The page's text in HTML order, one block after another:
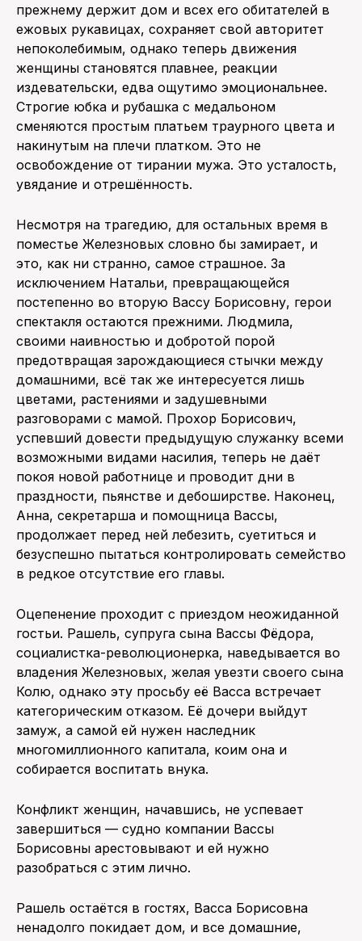
прежнему держит дом и всех его обитателей в
ежовых рукавицах, сохраняет свой авторитет
непоколебимым, однако теперь движения
женщины становятся плавнее, реакции
издевательски, едва ощутимо эмоциональнее.
Строгие юбка и рубашка с медальоном
сменяются простым платьем траурного цвета и
накинутым на плечи платком. Это не
освобождение от тирании мужа. Это усталость,
увядание и отрешённость.
Несмотря на трагедию, для остальных время в
поместье Железновых словно бы замирает, и
это, как ни странно, самое страшное. За
исключением Натальи, превращающейся
постепенно во вторую Вассу Борисовну, герои
спектакля остаются прежними. Людмила,
своими наивностью и добротой порой
предотвращая зарождающиеся стычки между
домашними, всё так же интересуется лишь
цветами, растениями и задушевными
разговорами с мамой. Прохор Борисович,
успевший довести предыдущую служанку всеми
возможными видами насилия, теперь не даёт
покоя новой работнице и проводит дни в
праздности, пьянстве и дебоширстве. Наконец,
Анна, секретарша и помощница Вассы,
продолжает перед ней лебезить, суетиться и
безуспешно пытаться контролировать семейство
в редкое отсутствие его главы.
Оцепенение проходит с приездом неожиданной
гостьи. Рашель, супруга сына Вассы Фёдора,
социалистка-революционерка, наведывается во
владения Железновых, желая увезти своего сына
Колю, однако эту просьбу её Васса встречает
категорическим отказом. Её дочери выйдут
замуж, а самой ей нужен наследник
многомиллионного капитала, коим она и
собирается воспитать внука.
Конфликт женщин, начавшись, не успевает
завершиться — судно компании Вассы
Борисовны арестовывают и ей нужно
разобраться с этим лично.
Рашель остаётся в гостях, Васса Борисовна
ненадолго покидает дом, и все домашние,